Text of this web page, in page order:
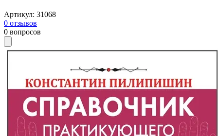
Артикул: 31068
0 отзывов
0 вопросов